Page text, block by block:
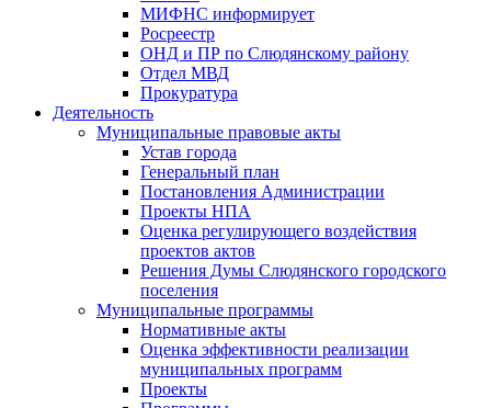
МИФНС информирует
Росреестр
ОНД и ПР по Слюдянскому району
Отдел МВД
Прокуратура
Деятельность
Муниципальные правовые акты
Устав города
Генеральный план
Постановления Администрации
Проекты НПА
Оценка регулирующего воздействия
проектов актов
Решения Думы Слюдянского городского
поселения
Муниципальные программы
Нормативные акты
Оценка эффективности реализации
муниципальных программ
Проекты